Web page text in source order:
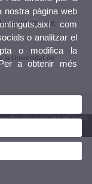
INSTITUT DE
la Universitat de
Tel. UV: (+34) 963 86 41 00
nostra pàgina web
com
o analitzar el
o modifica la
a obtenir més